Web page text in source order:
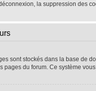
la suppression des
sont stockés dans la base de
pages du forum. Ce système